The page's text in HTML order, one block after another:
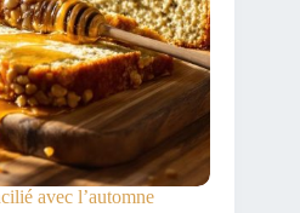
avec l’automne